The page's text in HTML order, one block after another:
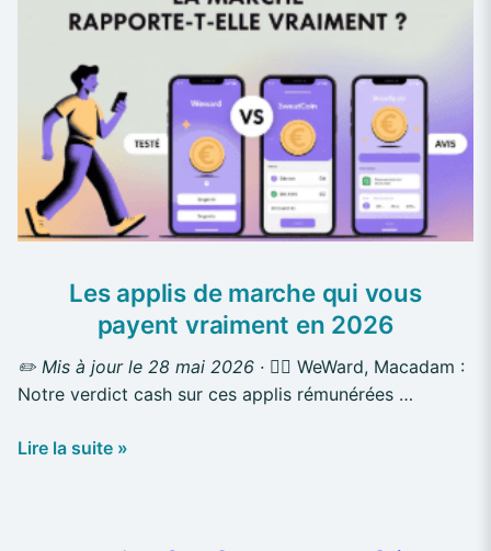
Les applis de marche qui vous
payent vraiment en 2026
✏️ Mis à jour le 28 mai 2026 · 🏃‍♂️ WeWard, Macadam :
Notre verdict cash sur ces applis rémunérées …
marche
vous
payent
vraiment
en
2026
Lire la suite »